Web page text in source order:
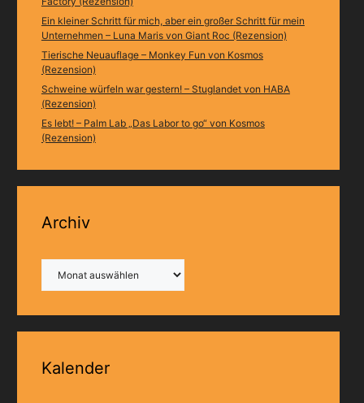
Ein kleiner Schritt für mich, aber ein großer Schritt für mein
Unternehmen – Luna Maris von Giant Roc (Rezension)
Tierische Neuauflage – Monkey Fun von Kosmos
(Rezension)
Schweine würfeln war gestern! – Stuglandet von HABA
(Rezension)
Es lebt! – Palm Lab „Das Labor to go“ von Kosmos
(Rezension)
Archiv
Kalender